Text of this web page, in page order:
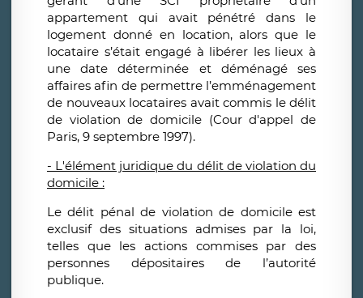
appartement qui avait pénétré dans le
logement donné en location, alors que le
locataire s’était engagé à libérer les lieux à
une date déterminée et déménagé ses
affaires afin de permettre l’emménagement
de nouveaux locataires avait commis le délit
de violation de domicile (Cour d'appel de
Paris, 9 septembre 1997).
- L'élément juridique du délit de violation du
domicile :
Le délit pénal de violation de domicile est
exclusif des situations admises par la loi,
telles que les actions commises par des
personnes dépositaires de l’autorité
publique.